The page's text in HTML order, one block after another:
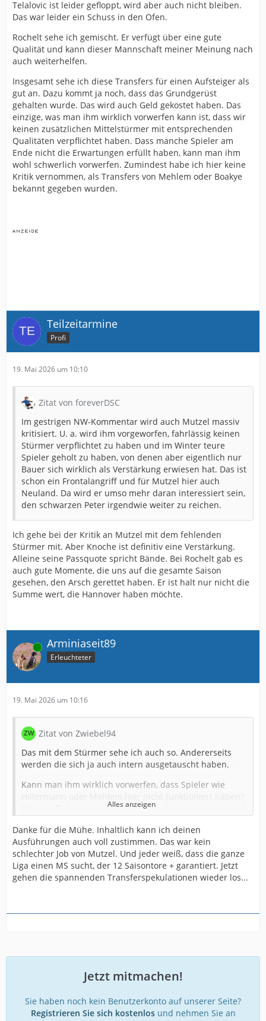
Telalovic ist leider gefloppt, wird aber auch nicht bleiben.
Das war leider ein Schuss in den Ofen.
Rochelt sehe ich gemischt. Er verfügt über eine gute
Qualität und kann dieser Mannschaft meiner Meinung nach
auch weiterhelfen.
Insgesamt sehe ich diese Transfers für einen Aufsteiger als
gut an. Dazu kommt ja noch, dass das Grundgerüst
gehalten wurde. Das wird auch Geld gekostet haben. Das
einzige, was man ihm wirklich vorwerfen kann ist, dass wir
keinen zusätzlichen Mittelstürmer mit entsprechenden
Qualitäten verpflichtet haben. Dass manche Spieler am
Ende nicht die Erwartungen erfüllt haben, kann man ihm
wohl schwerlich vorwerfen. Zumindest habe ich hier keine
Kritik vernommen, als Transfers von Mehlem oder Boakye
bekannt gegeben wurden.
Teilzeitarmine
Profi
19. Mai 2026 um 10:10
Zitat von foreverDSC
Im gestrigen NW-Kommentar wird auch Mutzel massiv
kritisiert. U. a. wird ihm vorgeworfen, fahrlässig keinen
Stürmer verpflichtet zu haben und im Winter teure
Spieler geholt zu haben, von denen aber eigentlich nur
Bauer sich wirklich als Verstärkung erwiesen hat. Das ist
schon ein Frontalangriff und für Mutzel hier auch
Neuland. Da wird er umso mehr daran interessiert sein,
den schwarzen Peter irgendwie weiter zu reichen.
Ich gehe bei der Kritik an Mutzel mit dem fehlenden
Stürmer mit. Aber Knoche ist definitiv eine Verstärkung.
Alleine seine Passquote spricht Bände. Bei Rochelt gab es
auch gute Momente, die uns auf die gesamte Saison
gesehen, den Arsch gerettet haben. Er ist halt nur nicht die
Summe wert, die Hannover haben möchte.
Online Arminiaseit89
Erleuchteter
19. Mai 2026 um 10:16
Zitat von Zwiebel94
Das mit dem Stürmer sehe ich auch so. Andererseits
werden die sich ja auch intern ausgetauscht haben.
Kann man ihm wirklich vorwerfen, dass Spieler wie
Die Verpflichtungen sahen auf dem Papier doch erstmal
durch.
Zuerst kamen:
Boakye, Handwerker, Mehlem, Momuluh, Wörl, Sicker
und Ocansey (2. Mannschaft!)
oben. Da war aber auch jedem klar, dass das
wahrscheinlich noch nicht so ganz reichen wird. Dafür
spielte er letztendlich relativ häufig und war leider auch
Handwerker als etablierter Spieler in der zweiten Liga.
Alles anzeigen
Danke für die Mühe. Inhaltlich kann ich deinen
Ausführungen auch voll zustimmen. Das war kein
schlechter Job von Mutzel. Und jeder weiß, dass die ganze
Liga einen MS sucht, der 12 Saisontore + garantiert. Jetzt
gehen die spannenden Transferspekulationen wieder los...
Jetzt mitmachen!
Sie haben noch kein Benutzerkonto auf unserer Seite?
Registrieren Sie sich kostenlosund nehmen Sie an